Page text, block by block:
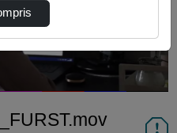
Lire
la
vidéo